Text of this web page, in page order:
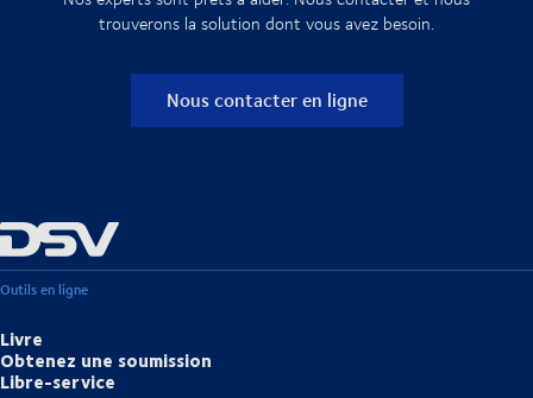
trouverons la solution dont vous avez besoin.
Nous contacter en ligne
Outils en ligne
Livre
Obtenez une soumission
Libre-service